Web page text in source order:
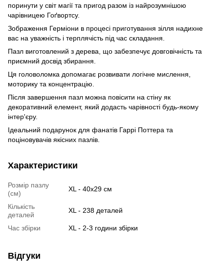
поринути у світ магії та пригод разом із найрозумнішою
чарівницею Гоґвортсу.
Зображення Герміони в процесі приготування зілля надихне
вас на уважність і терплячість під час складання.
Пазл виготовлений з дерева, що забезпечує довговічність та
приємний досвід збирання.
Ця головоломка допомагає розвивати логічне мислення,
моторику та концентрацію.
Після завершення пазл можна повісити на стіну як
декоративний елемент, який додасть чарівності будь-якому
інтер'єру.
Ідеальний подарунок для фанатів Гаррі Поттера та
поціновувачів якісних пазлів.
Характеристики
Розмір пазлу
(см)
XL - 40х29 см
Кількість
деталей
XL - 238 деталей
Час збірки XL - 2-3 години збірки
Відгуки